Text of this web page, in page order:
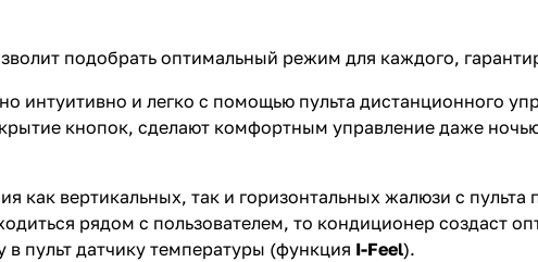
подобрать оптимальный режим для каждого,
интуитивно и легко с помощью пульта дистанционного
кнопок, сделают комфортным управление даже
как вертикальных, так и горизонтальных жалюзи с пульта
рядом с пользователем, то кондиционер создаст
пульт датчику температуры (функция I-Feel).